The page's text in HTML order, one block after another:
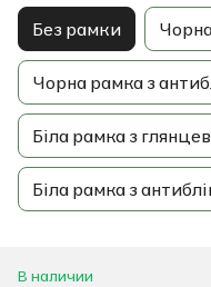
Без рамки
Чорна рамка з
Біла рамка з
Біла рамка з
В наличии